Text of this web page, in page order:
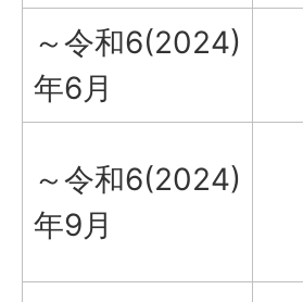
～令和6(2024)
年6月
～令和6(2024)
年9月